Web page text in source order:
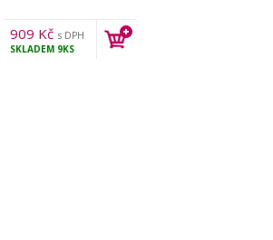
909 Kč s DPH
SKLADEM 9KS